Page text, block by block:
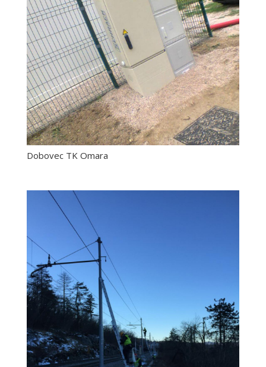
Dobovec TK Omara